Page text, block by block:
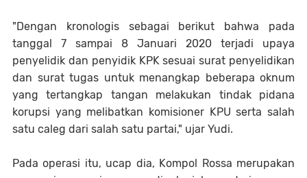
"Dengan kronologis sebagai berikut bahwa pada
tanggal 7 sampai 8 Januari 2020 terjadi upaya
penyelidik dan penyidik KPK sesuai surat penyelidikan
dan surat tugas untuk menangkap beberapa oknum
yang tertangkap tangan melakukan tindak pidana
korupsi yang melibatkan komisioner KPU serta salah
satu caleg dari salah satu partai," ujar Yudi.
Pada operasi itu, ucap dia, Kompol Rossa merupakan